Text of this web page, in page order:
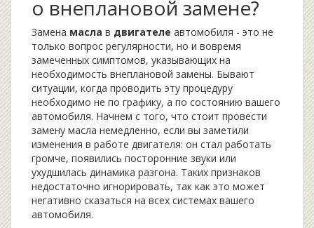
о внеплановой замене?
Замена масла в двигателе автомобиля - это не
только вопрос регулярности, но и вовремя
замеченных симптомов, указывающих на
необходимость внеплановой замены. Бывают
ситуации, когда проводить эту процедуру
необходимо не по графику, а по состоянию вашего
автомобиля. Начнем с того, что стоит провести
замену масла немедленно, если вы заметили
изменения в работе двигателя: он стал работать
громче, появились посторонние звуки или
ухудшилась динамика разгона. Таких признаков
недостаточно игнорировать, так как это может
негативно сказаться на всех системах вашего
автомобиля.